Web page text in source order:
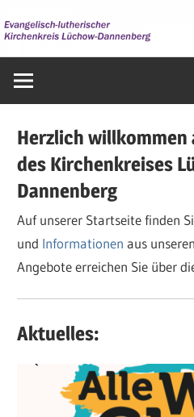
Inhalt
springen
im
Herzlich willkommen
des Kirchenkreises
Dannenberg
Auf unserer Startseite finden
und Informationen aus
Angebote erreichen Sie über
Aktuelles: